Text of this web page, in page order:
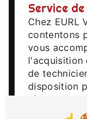
Service
Chez EURL
contentons
vous
l'acquisition
de
disposition
réparation
un simple